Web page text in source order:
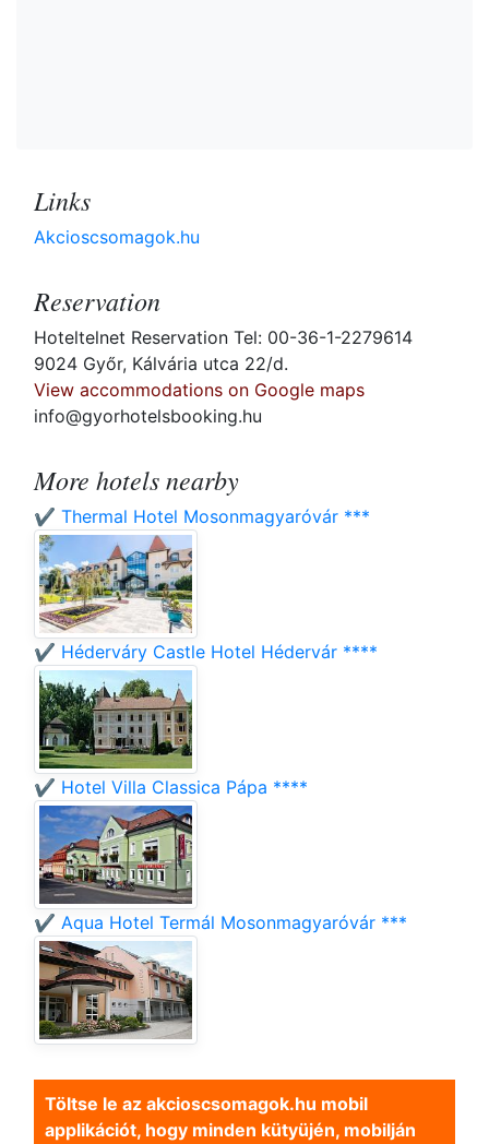
Links
Akcioscsomagok.hu
Reservation
Hoteltelnet Reservation Tel: 00-36-1-2279614
9024 Győr, Kálvária utca 22/d.
View accommodations on Google maps
info@gyorhotelsbooking.hu
More hotels nearby
✔️ Thermal Hotel Mosonmagyaróvár ***
✔️ Héderváry Castle Hotel Hédervár ****
✔️ Hotel Villa Classica Pápa ****
✔️ Aqua Hotel Termál Mosonmagyaróvár ***
Töltse le az akcioscsomagok.hu mobil
applikációt, hogy minden kütyüjén, mobilján